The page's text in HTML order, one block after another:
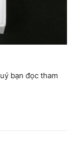
bạn đọc tham